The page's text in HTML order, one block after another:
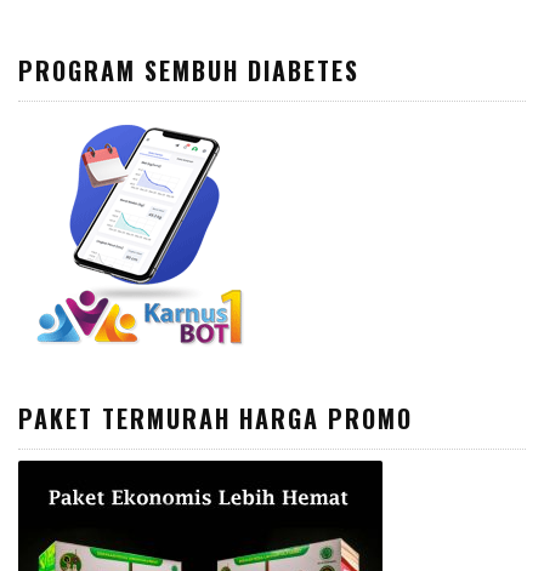
PROGRAM SEMBUH DIABETES
PAKET TERMURAH HARGA PROMO